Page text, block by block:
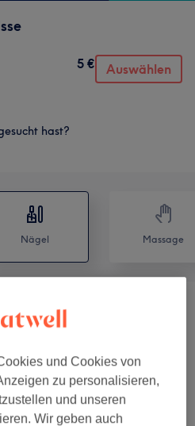
5 € Auswählen
hast?
Nägel Massage
und Cookies von
zu personalisieren,
und unseren
Wir geben auch